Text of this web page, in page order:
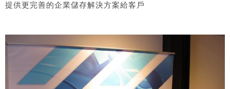
提供更完善的企業儲存解決方案給客戶